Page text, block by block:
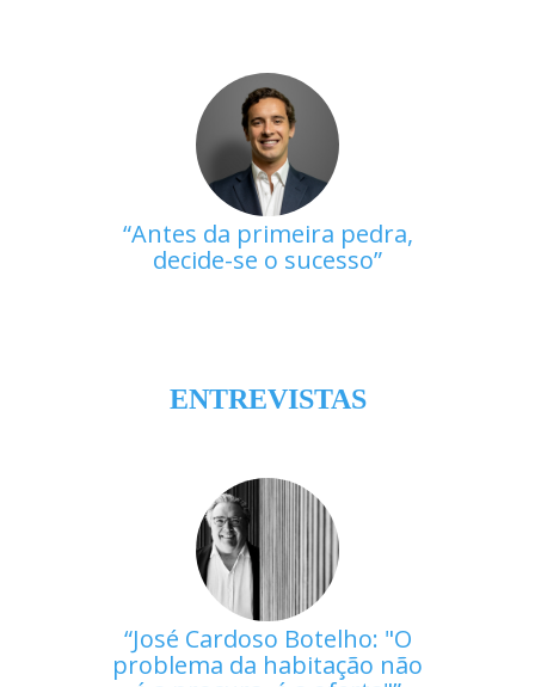
Antes da primeira pedra,
decide-se o sucesso
ENTREVISTAS
José Cardoso Botelho: "O
problema da habitação não